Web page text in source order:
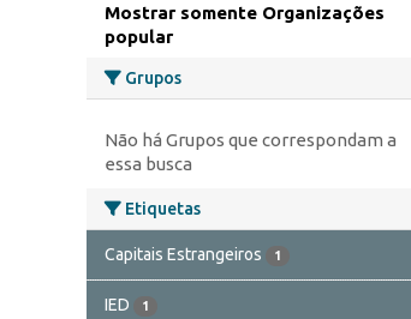
Mostrar somente Organizações
popular
Grupos
Não há Grupos que correspondam a
essa busca
Etiquetas
Capitais Estrangeiros 1
IED 1